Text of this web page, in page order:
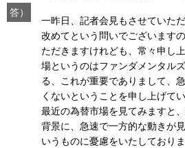
答）
一昨日、記者会見もさせていた
改めてという問いでございます
ただきますけれども、常々申し
場というのはファンダメンタル
る、これが重要でありまして、
くないということを申し上げて
最近の為替市場を見てみますと
背景に、急速で一方的な動きが
いうものに憂慮をいたしておりま